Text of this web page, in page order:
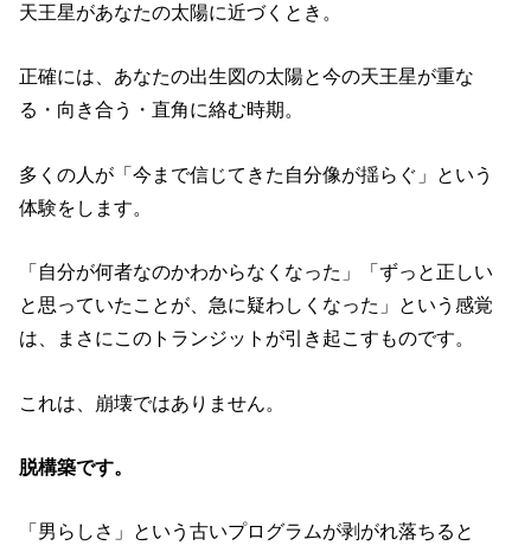
天王星があなたの太陽に近づくとき。
正確には、あなたの出生図の太陽と今の天王星が重な
る・向き合う・直角に絡む時期。
多くの人が「今まで信じてきた自分像が揺らぐ」という
体験をします。
「自分が何者なのかわからなくなった」「ずっと正しい
と思っていたことが、急に疑わしくなった」という感覚
は、まさにこのトランジットが引き起こすものです。
これは、崩壊ではありません。
脱構築です。
「男らしさ」という古いプログラムが剥がれ落ちると